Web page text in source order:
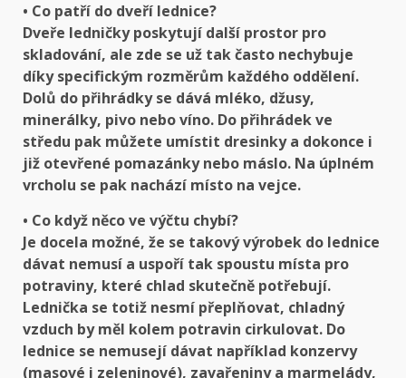
• Co patří do dveří lednice?
Dveře ledničky poskytují další prostor pro
skladování, ale zde se už tak často nechybuje
díky specifickým rozměrům každého oddělení.
Dolů do přihrádky se dává mléko, džusy,
minerálky, pivo nebo víno. Do přihrádek ve
středu pak můžete umístit dresinky a dokonce i
již otevřené pomazánky nebo máslo. Na úplném
vrcholu se pak nachází místo na vejce.
• Co když něco ve výčtu chybí?
Je docela možné, že se takový výrobek do lednice
dávat nemusí a uspoří tak spoustu místa pro
potraviny, které chlad skutečně potřebují.
Lednička se totiž nesmí přeplňovat, chladný
vzduch by měl kolem potravin cirkulovat. Do
lednice se nemusejí dávat například konzervy
(masové i zeleninové), zavařeniny a marmelády,